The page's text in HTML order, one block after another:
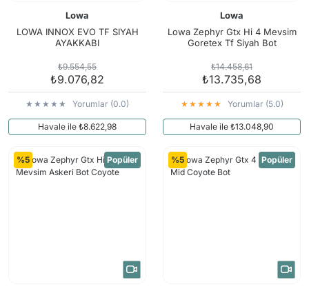
Lowa
LOWA INNOX EVO TF SIYAH
AYAKKABI
₺9.554,55
₺9.076,82
Yorumlar (0.0)
Havale ile ₺8.622,98
Lowa
Lowa Zephyr Gtx Hi 4 Mevsim
Goretex Tf Siyah Bot
₺14.458,61
₺13.735,68
Yorumlar (5.0)
Havale ile ₺13.048,90
%5 Popüler %5 Popüler